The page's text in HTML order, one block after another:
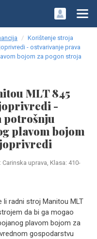
Korištenje stroja
- ostvarivanje prava
bojom za pogon stroja
MLT 845
-
potrošnju
plavom bojom
uprava, Klasa: 410-
li radni stroj Manitou MLT
da bi ga mogao
plavom bojom za
gospodarstvu